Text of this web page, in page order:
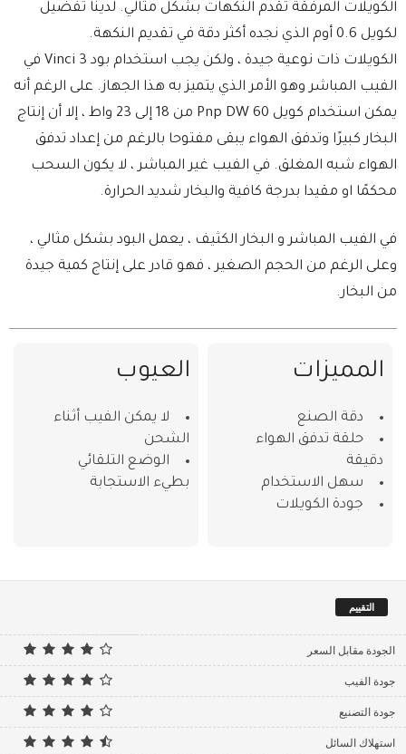
الكويلات المرفقة تقدم النكهات بشكل مثالي. لدينا تفضيل
لكويل 0.6 أوم الذي نجده أكثر دقة في تقديم النكهة.
الكويلات ذات نوعية جيدة ، ولكن يجب استخدام بود Vinci 3 في
الفيب المباشر وهو الأمر الذي يتميز به هذا الجهاز. على الرغم أنه
يمكن استخدام كويل Pnp DW 60 من 18 إلى 23 واط ، إلا أن إنتاج
البخار كبيرًا وتدفق الهواء يبقى مفتوحا بالرغم من إعداد تدفق
الهواء شبه المغلق. في الفيب غير المباشر ، لا يكون السحب
محكمًا او مقيدا بدرجة كافية والبخار شديد الحرارة.
في الفيب المباشر و البخار الكثيف ، يعمل البود بشكل مثالي ،
وعلى الرغم من الحجم الصغير ، فهو قادر على إنتاج كمية جيدة
من البخار.
المميزات
دقة الصنع
حلقة تدفق الهواء
دقيقة
سهل الاستخدام
جودة الكويلات
العيوب
لا يمكن الفيب أثناء
الشحن
الوضع التلقائي
بطيء الاستجابة
التقييم
الجودة مقابل السعر
جودة الفيب
جودة التصنيع
استهلاك السائل